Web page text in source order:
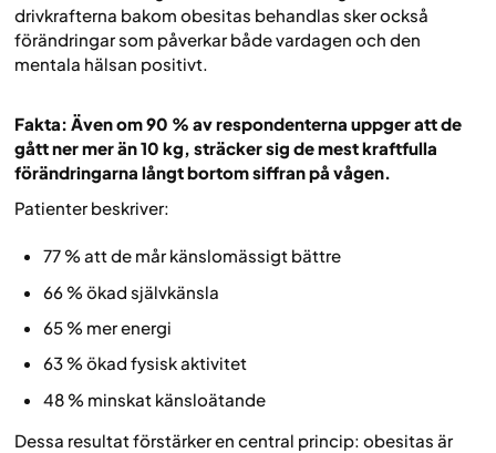
drivkrafterna bakom obesitas behandlas sker också
förändringar som påverkar både vardagen och den
mentala hälsan positivt.
Fakta: Även om 90 % av respondenterna uppger att de
gått ner mer än 10 kg, sträcker sig de mest kraftfulla
förändringarna långt bortom siffran på vågen.
Patienter beskriver:
77 % att de mår känslomässigt bättre
66 % ökad självkänsla
65 % mer energi
63 % ökad fysisk aktivitet
48 % minskat känsloätande
Dessa resultat förstärker en central princip: obesitas är